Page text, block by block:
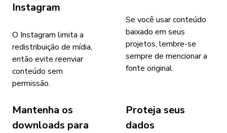
Instagram
O Instagram limita a
redistribuição de mídia,
então evite reenviar
conteúdo sem
permissão.
Se você usar conteúdo
baixado em seus
projetos, lembre-se
sempre de mencionar a
fonte original.
Mantenha os
downloads para
Proteja seus
dados